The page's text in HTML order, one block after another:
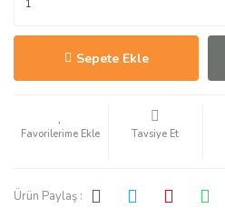
Sepete Ekle
Tavsiye Et
Ürün Paylaş :